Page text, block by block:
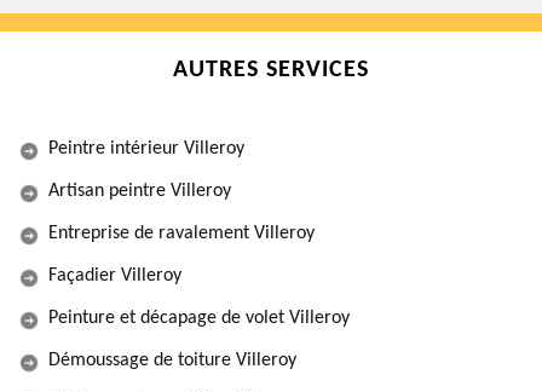
AUTRES SERVICES
Peintre intérieur Villeroy
Artisan peintre Villeroy
Entreprise de ravalement Villeroy
Façadier Villeroy
Peinture et décapage de volet Villeroy
Démoussage de toiture Villeroy